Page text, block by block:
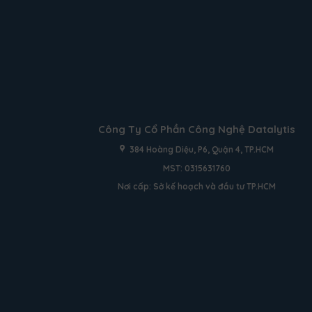
Công Ty Cổ Phần Công Nghệ Datalytis
384 Hoàng Diệu, P6, Quận 4, TP.HCM
MST: 0315631760
Nơi cấp: Sở kế hoạch và đầu tư TP.HCM